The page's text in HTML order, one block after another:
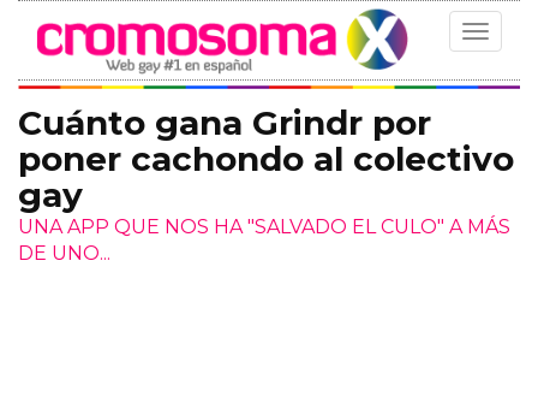
Toggle
Cuánto gana Grindr por
poner cachondo al colectivo
gay
UNA APP QUE NOS HA "SALVADO EL CULO" A MÁS
DE UNO...